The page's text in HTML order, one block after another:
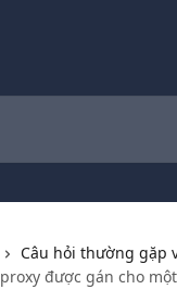
Câu hỏi thường gặp
được gán cho